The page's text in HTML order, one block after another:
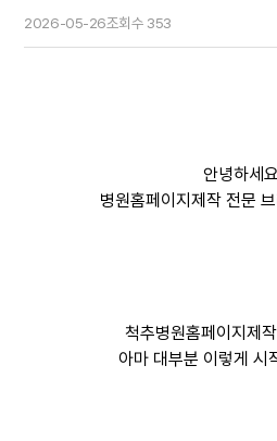
2026-05-26조회수 353
안녕하세
병원홈페이지제작 전문
척추병원홈페이지제
아마 대부분 이렇게 시